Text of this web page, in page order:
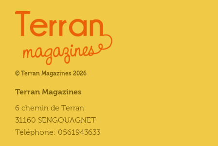
© Terran Magazines 2026
Terran Magazines
6 chemin de Terran
31160 SENGOUAGNET
Téléphone: 0561943633